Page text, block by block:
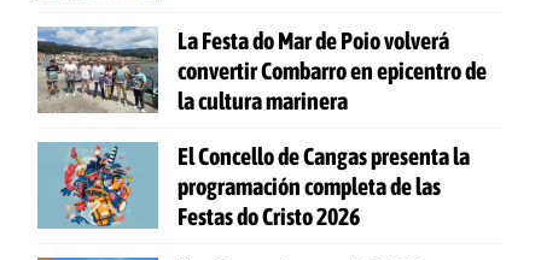
La Festa do Mar de Poio volverá
convertir Combarro en epicentro de
la cultura marinera
El Concello de Cangas presenta la
programación completa de las
Festas do Cristo 2026